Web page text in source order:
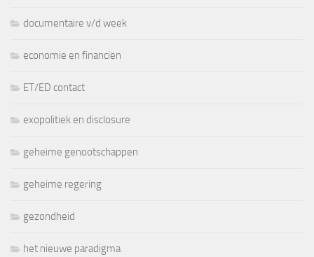
documentaire v/d week
economie en financiën
ET/ED contact
exopolitiek en disclosure
geheime genootschappen
geheime regering
gezondheid
het nieuwe paradigma